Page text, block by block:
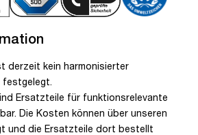
derzeit kein harmonisierter
festgelegt.
Ersatzteile für funktionsrelevante
Die Kosten können über unseren
und die Ersatzteile dort bestellt